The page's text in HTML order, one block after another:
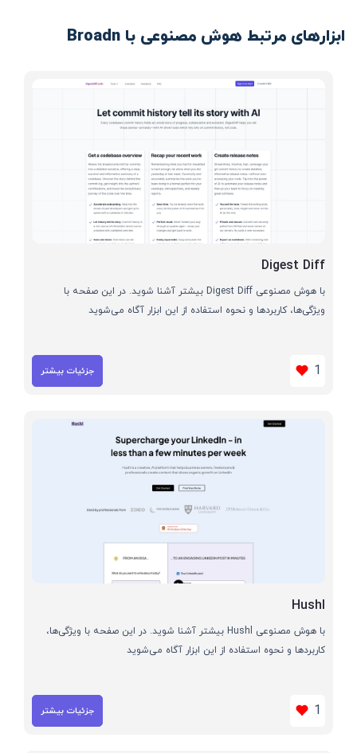
ابزارهای مرتبط هوش مصنوعی با Broadn
Digest Diff
با هوش مصنوعی Digest Diff بیشتر آشنا شوید. در این صفحه با
ویژگی‌ها، کاربردها و نحوه استفاده از این ابزار آگاه می‌شوید
1 جزئیات بیشتر
Hushl
با هوش مصنوعی Hushl بیشتر آشنا شوید. در این صفحه با ویژگی‌ها،
کاربردها و نحوه استفاده از این ابزار آگاه می‌شوید
1 جزئیات بیشتر